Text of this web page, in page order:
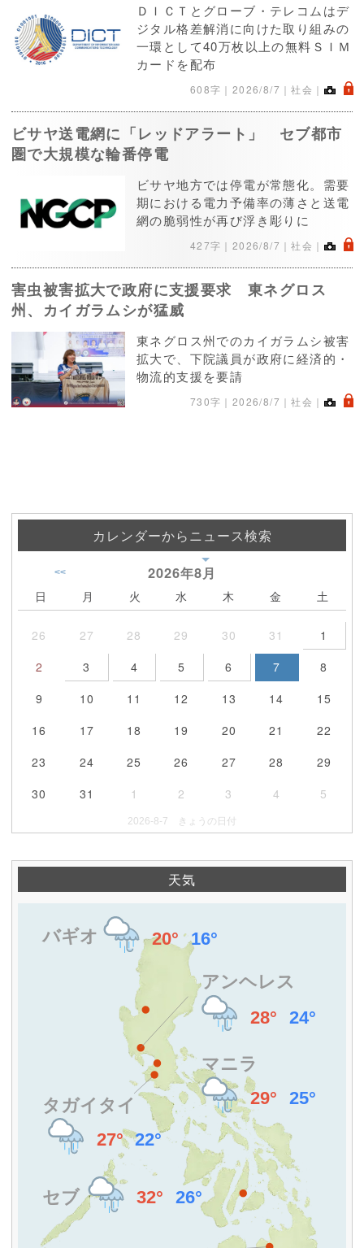
ＤＩＣＴとグローブ・テレコムはデ
ジタル格差解消に向けた取り組みの
一環として40万枚以上の無料ＳＩＭ
カードを配布
608字｜ 2026/8/7 ｜社会｜ .
ビサヤ送電網に「レッドアラート」 セブ都市
圏で大規模な輪番停電
ビサヤ地方では停電が常態化。需要
期における電力予備率の薄さと送電
網の脆弱性が再び浮き彫りに
427字｜ 2026/8/7 ｜社会｜ .
害虫被害拡大で政府に支援要求 東ネグロス
州、カイガラムシが猛威
東ネグロス州でのカイガラムシ被害
拡大で、下院議員が政府に経済的・
物流的支援を要請
730字｜ 2026/8/7 ｜社会｜ .
カレンダーからニュース検索
2026年8月
<<
日 月 火 水 木 金 土
26 27 28 29 30 31
1
2
3 4 5 6 7
8
9
10 11 12 13 14
15
16
17 18 19 20 21
22
23
24 25 26 27 28
29
30
31 1 2 3 4 5
2026-8-7 きょうの日付
天気